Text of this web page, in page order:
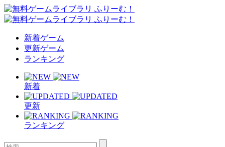
新着ゲーム
更新ゲーム
ランキング
新着
更新
ランキング